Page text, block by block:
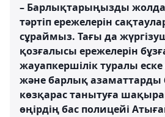
– Барлықтарыңызды
тәртіп ережелерін
сұраймыз. Тағы да
қозғалысы ережелерін
жауапкершілік туралы
және барлық азаматтарды
көзқарас танытуға
өңірдің бас полицейі